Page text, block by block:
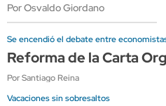
Por Osvaldo Giordano
Se encendió el debate entre
Reforma de la Carta
Por Santiago Reina
Vacaciones sin sobresaltos